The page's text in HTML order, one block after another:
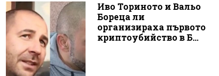
Иво Ториното и Вальо
Бореца ли
организираха първото
криптоубийство в Б...